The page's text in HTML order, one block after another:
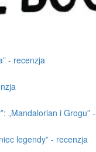
- recenzja
„Mandalorian i Grogu”
legendy” - recenzja